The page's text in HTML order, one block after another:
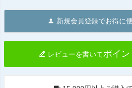
新規会員登録でお得に
レビューを書いてポイン